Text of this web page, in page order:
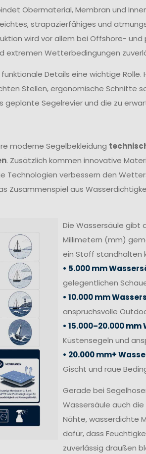
Obermaterial, Membran und
strapazierfähiges und
wird vor allem bei Offshore-
extremen Wetterbedingungen
Details eine wichtige
Stellen, ergonomische Schnitte
geplante Segelrevier und die zu
moderne Segelbekleidung
. Zusätzlich kommen innovative
Technologien verbessern den
Zusammenspiel aus
Die Wassersäule gibt
Millimetern (mm)
ein Stoff standhalten
• 5.000 mm
gelegentlichen
• 10.000 mm
anspruchsvolle
• 15.000–20.000
Küstensegeln und
• 20.000 mm+
Gischt und raue
Gerade bei
Wassersäule auch
Nähte, wasserdichte
dafür, dass
zuverlässig draußen